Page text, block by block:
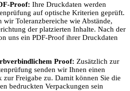
Proof: Ihre Druckdaten werden
auf optische Kriterien geprüft.
Toleranzbereiche wie Abstände,
der platzierten Inhalte. Nach der
uns ein PDF-Proof ihrer Druckdaten
Proof: Zusätzlich zur
senden wir Ihnen einen
Freigabe zu. Damit können Sie die
bedruckten Verpackungen sein